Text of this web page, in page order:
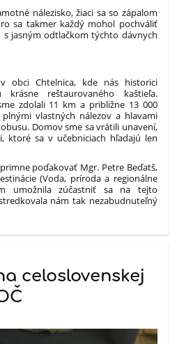
nálezisko, žiaci sa so zápalom
sa takmer každý mohol pochváliť
jasným odtlačkom týchto dávnych
obci Chtelnica, kde nás historici
reštaurovaného kaštieľa.
zdolali 11 km a približne 13 000
vlastných nálezov a hlavami
Domov sme sa vrátili unavení,
ktoré sa v učebniciach hľadajú len
poďakovať Mgr. Petre Beďatš,
(Voda, príroda a regionálne
umožnila zúčastniť sa na tejto
nám tak nezabudnuteľný
celoslovenskej